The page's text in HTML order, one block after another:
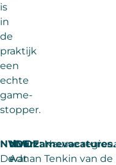
is
in
de
praktijk
een
echte
game-
stopper.
NVDE:
Dewat
NVDE:Nauwe
Adnan Tenkin van de